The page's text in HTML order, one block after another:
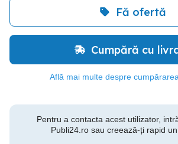
Fă ofertă
Cumpără cu
Află mai multe despre
Pentru a contacta acest utilizator,
Publi24.ro sau creează-ți rapid